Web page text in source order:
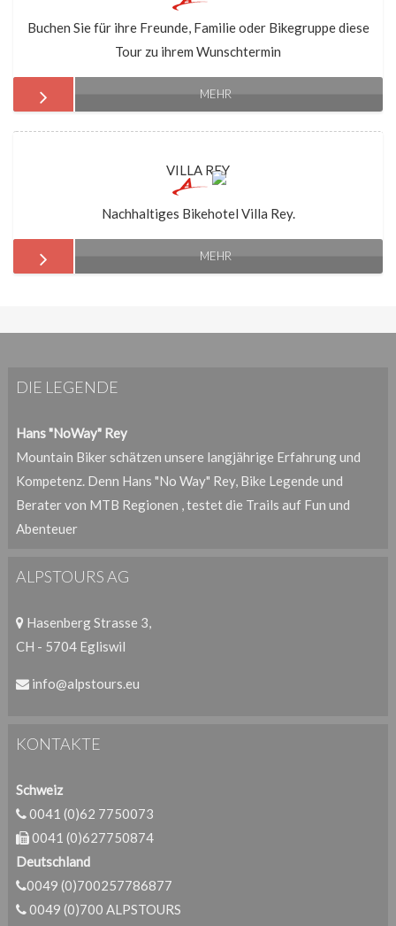
Buchen Sie für ihre Freunde, Familie oder Bikegruppe diese
Tour zu ihrem Wunschtermin
MEHR
VILLA REY
Nachhaltiges Bikehotel Villa Rey.
MEHR
DIE LEGENDE
Hans "NoWay" Rey
Mountain Biker schätzen unsere langjährige Erfahrung und
Kompetenz. Denn Hans "No Way" Rey, Bike Legende und
Berater von MTB Regionen , testet die Trails auf Fun und
Abenteuer
ALPSTOURS AG
Hasenberg Strasse 3,
CH - 5704 Egliswil
info@alpstours.eu
KONTAKTE
Schweiz
0041 (0)62 7750073
0041 (0)627750874
Deutschland
0049 (0)700257786877
0049 (0)700 ALPSTOURS